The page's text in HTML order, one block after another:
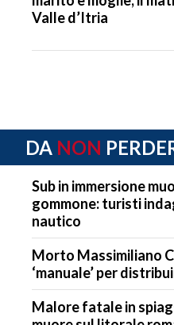
Valle d’Itria
DA NON
Sub in immersione
gommone: turisti
nautico
Morto Massimiliano
‘manuale’ per
Malore fatale in